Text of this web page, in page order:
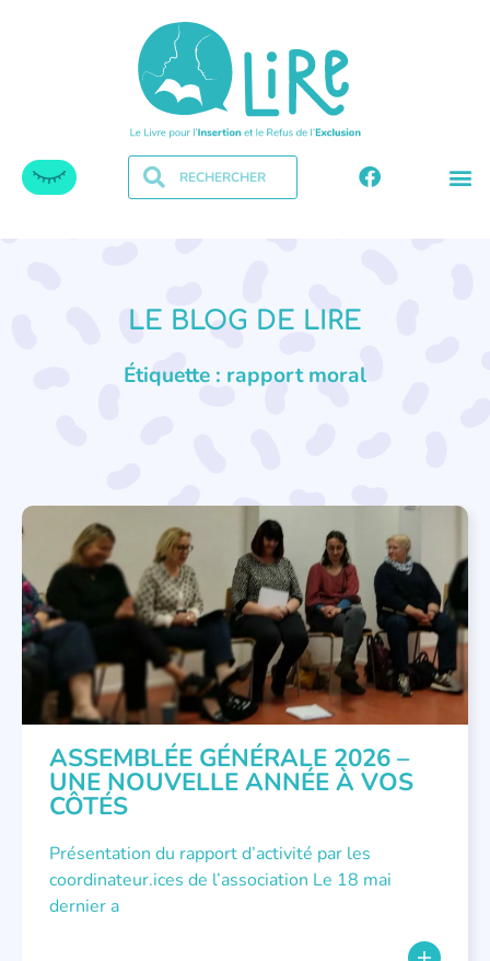
LE BLOG DE LIRE
Étiquette : rapport moral
APPEL À SOUTIEN , VIE DE L'ASSOCIATION
ASSEMBLÉE GÉNÉRALE 2026 –
UNE NOUVELLE ANNÉE À VOS
CÔTÉS
Présentation du rapport d’activité par les
coordinateur.ices de l’association Le 18 mai
dernier a